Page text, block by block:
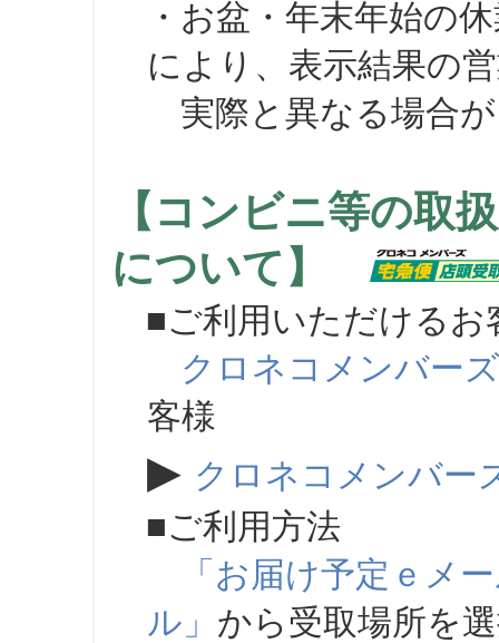
・お盆・年末年始の
により、表示結果の
実際と異なる場合が
【コンビニ等の取
について】
■ご利用いただけるお
クロネコメンバーズ
客様
▶ クロネコメンバー
■ご利用方法
「お届け予定ｅメ
ル」 から受取場所を